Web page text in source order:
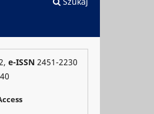
e-ISSN 2451-2230
40